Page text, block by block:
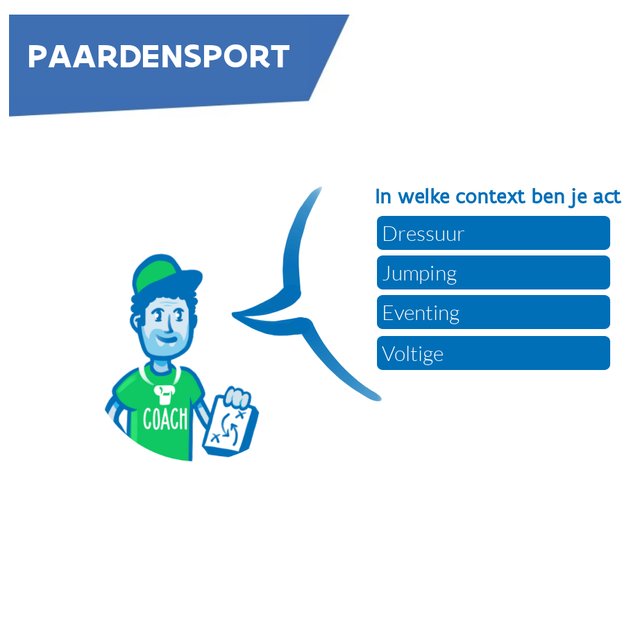
PAARDENSPORT
       In welke context ben je actief?
PENSPOT
Dressuur
Jumping
Eventing
Voltige